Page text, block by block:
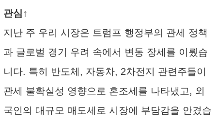
관심↑
지난 주 우리 시장은 트럼프 행정부의 관세 정책
과 글로벌 경기 우려 속에서 변동 장세를 이뤘습
니다. 특히 반도체, 자동차, 2차전지 관련주들이
관세 불확실성 영향으로 혼조세를 나타냈고, 외
국인의 대규모 매도세로 시장에 부담감을 안겼습